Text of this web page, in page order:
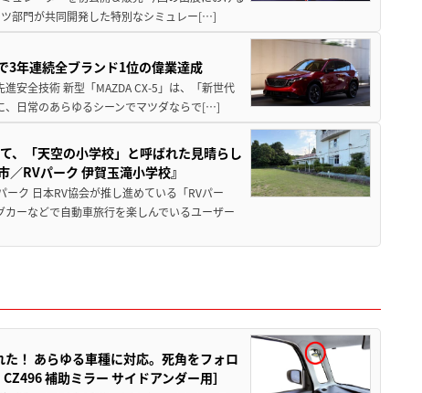
部門が共同開発した特別なシミュレー[…]
3年連続全ブランド1位の偉業達成
安全技術 新型「MAZDA CX-5」は、「新世代
、日常のあらゆるシーンでマツダならで[…]
、「天空の小学校」と呼ばれた見晴らし
RVパーク 伊賀玉滝小学校』
ク 日本RV協会が推し進めている「RVパー
ーなどで自動車旅行を楽しんでいるユーザー
！ あらゆる車種に対応。死角をフォロ
補助ミラー サイドアンダー用］